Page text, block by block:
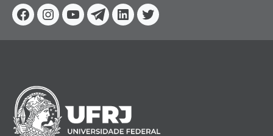
FacebookInstagram
YoutubeTelegram
LinkedinTwitter